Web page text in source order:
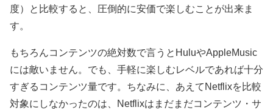
度）と比較すると、圧倒的に安価で楽しむことが出来ま
す。
もちろんコンテンツの絶対数で言うとHuluやAppleMusic
には敵いません。でも、手軽に楽しむレベルであれば十分
すぎるコンテンツ量です。ちなみに、あえてNetflixを比較
対象にしなかったのは、Netflixはまだまだコンテンツ・サ